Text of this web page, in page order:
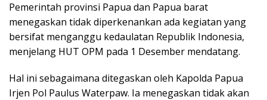
Pemerintah provinsi Papua dan Papua barat
menegaskan tidak diperkenankan ada kegiatan yang
bersifat menganggu kedaulatan Republik Indonesia,
menjelang HUT OPM pada 1 Desember mendatang.
Hal ini sebagaimana ditegaskan oleh Kapolda Papua
Irjen Pol Paulus Waterpaw. Ia menegaskan tidak akan